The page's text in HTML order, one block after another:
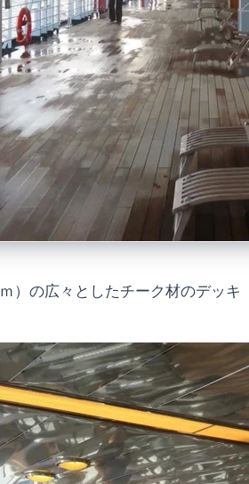
）の広々としたチーク材のデッキ